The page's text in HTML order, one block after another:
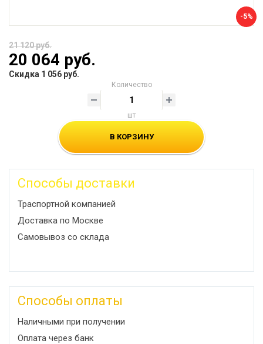
-5%
21 120 руб.
20 064 руб.
Скидка 1 056 руб.
Количество
шт
В КОРЗИНУ
Способы доставки
Траспортной компанией
Доставка по Москве
Самовывоз со склада
Способы оплаты
Наличными при получении
Оплата через банк